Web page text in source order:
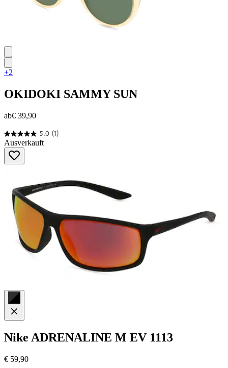
+2
OKIDOKI SAMMY SUN
ab€ 39,90
5.0 (1)
5.0
von
Sternen.
Bewertung
Ausverkauft
Nike ADRENALINE M EV 1113
€ 59,90